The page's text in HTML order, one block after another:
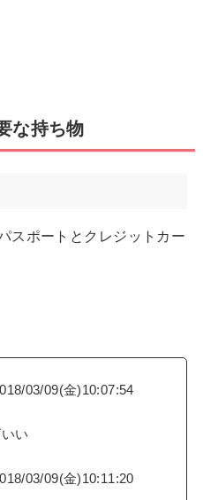
な持ち物
スポートとクレジットカー
03/09(金)10:07:54
い
03/09(金)10:11:20